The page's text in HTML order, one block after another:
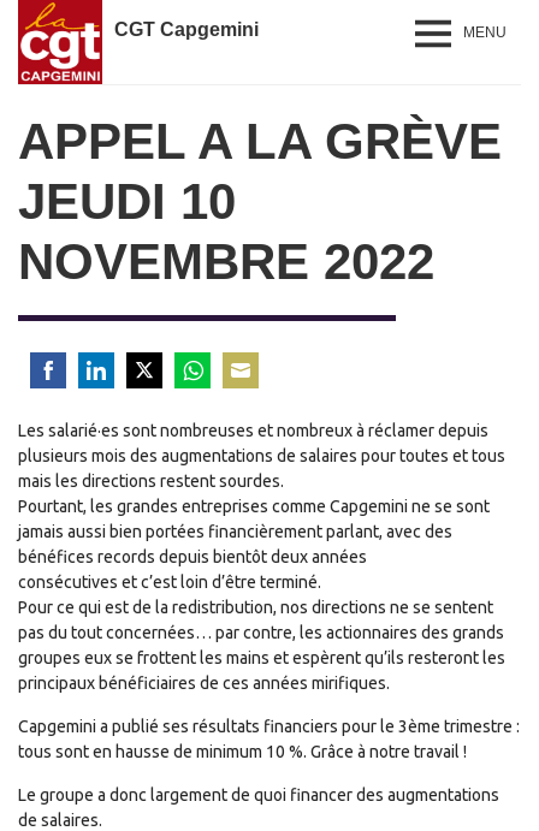
CGT Capgemini MENU
APPEL A LA GRÈVE
JEUDI 10
NOVEMBRE 2022
on
Facebook
on
LinkedIn
on
Twitter
on
WhatsApp
on
Email
Les salarié·es sont nombreuses et nombreux à réclamer depuis
plusieurs mois des augmentations de salaires pour toutes et tous
mais les directions restent sourdes.
Pourtant, les grandes entreprises comme Capgemini ne se sont
jamais aussi bien portées financièrement parlant, avec des
bénéfices records depuis bientôt deux années
consécutives et c’est loin d’être terminé.
Pour ce qui est de la redistribution, nos directions ne se sentent
pas du tout concernées… par contre, les actionnaires des grands
groupes eux se frottent les mains et espèrent qu’ils resteront les
principaux bénéficiaires de ces années mirifiques.
Capgemini a publié ses résultats financiers pour le 3ème trimestre :
tous sont en hausse de minimum 10 %. Grâce à notre travail !
Le groupe a donc largement de quoi financer des augmentations
de salaires.